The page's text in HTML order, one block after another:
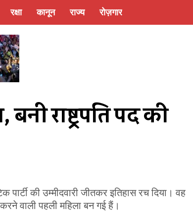
रक्षा कानून राज्य रोज़गार
राष्ट्रपति पद की
की उम्मीदवारी जीतकर इतिहास रच दिया। वह
वाली पहली महिला बन गई हैं।